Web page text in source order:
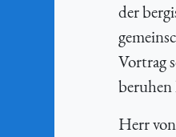
der
Vortrag
beruhen
Herr